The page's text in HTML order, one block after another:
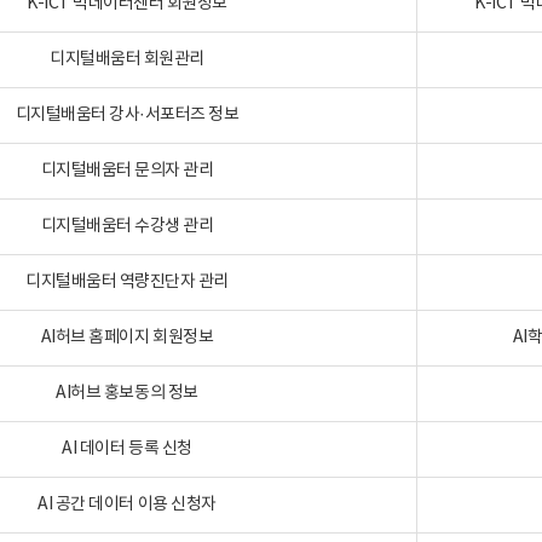
디지털배움터 회원관리
디지털배움터 강사·서포터즈 정보
디지털배움터 문의자 관리
디지털배움터 수강생 관리
디지털배움터 역량진단자 관리
AI허브 홈페이지 회원정보 AI
AI허브 홍보동의 정보
AI 데이터 등록 신청
AI 공간 데이터 이용 신청자